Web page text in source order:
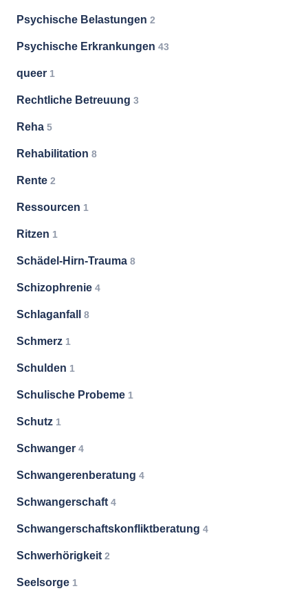
Psychische Belastungen 2
Psychische Erkrankungen 43
queer 1
Rechtliche Betreuung 3
Reha 5
Rehabilitation 8
Rente 2
Ressourcen 1
Ritzen 1
Schädel-Hirn-Trauma 8
Schizophrenie 4
Schlaganfall 8
Schmerz 1
Schulden 1
Schulische Probeme 1
Schutz 1
Schwanger 4
Schwangerenberatung 4
Schwangerschaft 4
Schwangerschaftskonfliktberatung 4
Schwerhörigkeit 2
Seelsorge 1